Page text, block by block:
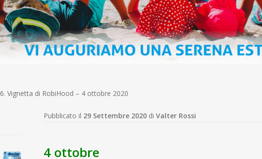
6. Vignetta di RobiHood – 4 ottobre 2020
Pubblicato il 29 Settembre 2020 di Valter Rossi
4 ottobre